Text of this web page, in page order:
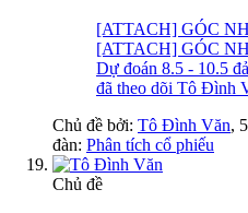
[ATTACH] GÓC
[ATTACH] GÓC
Dự đoán 8.5 - 10.5
đã theo dõi Tô Đình
Chủ đề bởi: Tô Đình Văn,
đàn: Phân tích cổ phiếu
Chủ đề